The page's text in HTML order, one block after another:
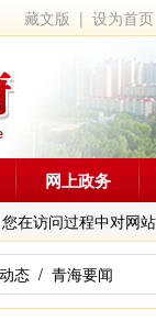
藏文版 |设为首页
在访问过程中对网
网上政务
态 / 青海要闻